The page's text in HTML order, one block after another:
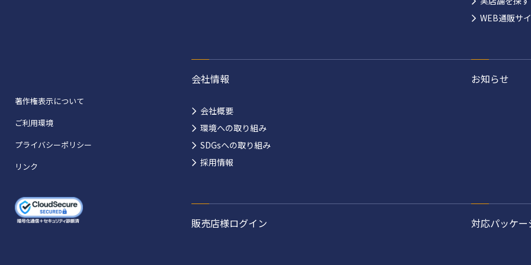
著作権表示について
ご利用環境
プライバシーポリシー
リンク
WEB通販サ
会社情報
会社概要
環境への取り組み
SDGsへの取り組み
採用情報
お知らせ
販売店様ログイン 対応パッケー